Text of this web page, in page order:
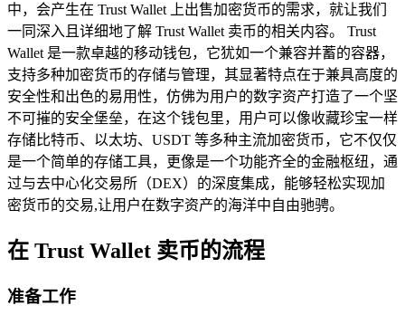
中，会产生在 Trust Wallet 上出售加密货币的需求，就让我们
一同深入且详细地了解 Trust Wallet 卖币的相关内容。 Trust
Wallet 是一款卓越的移动钱包，它犹如一个兼容并蓄的容器，
支持多种加密货币的存储与管理，其显著特点在于兼具高度的
安全性和出色的易用性，仿佛为用户的数字资产打造了一个坚
不可摧的安全堡垒，在这个钱包里，用户可以像收藏珍宝一样
存储比特币、以太坊、USDT 等多种主流加密货币，它不仅仅
是一个简单的存储工具，更像是一个功能齐全的金融枢纽，通
过与去中心化交易所（DEX）的深度集成，能够轻松实现加
密货币的交易,让用户在数字资产的海洋中自由驰骋。
在 Trust Wallet 卖币的流程
准备工作